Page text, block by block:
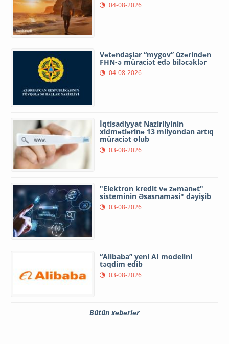
04-08-2026
Vətəndaşlar “mygov” üzərindən
FHN-ə müraciət edə biləcəklər
04-08-2026
İqtisadiyyat Nazirliyinin
xidmətlərinə 13 milyondan artıq
müraciət olub
03-08-2026
"Elektron kredit və zəmanət"
sisteminin Əsasnaməsi" dəyişib
03-08-2026
“Alibaba” yeni AI modelini
təqdim edib
03-08-2026
Bütün xəbərlər